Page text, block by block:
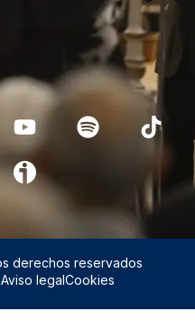
derechos reservados
Aviso legal Cookies